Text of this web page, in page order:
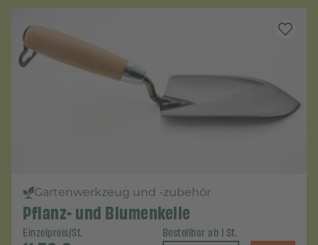
Gartenwerkzeug und -zubehör
Pflanz- und Blumenkelle
Einzelpreis/St. Bestellbar ab 1 St.